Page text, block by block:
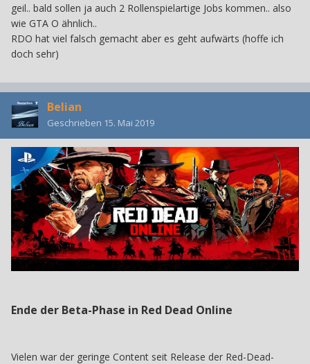
geil.. bald sollen ja auch 2 Rollenspielartige Jobs kommen.. also
wie GTA O ähnlich..
RDO hat viel falsch gemacht aber es geht aufwärts (hoffe ich
doch sehr)
Belian
Geschrieben 15. Mai 2019
Ende der Beta-Phase in Red Dead Online
Vielen war der geringe Content seit Release der Red-Dead-